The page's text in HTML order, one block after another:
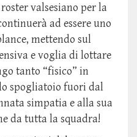
valsesiano per la
ad essere uno
mettendo sul
e voglia di lottare
tanto “fisico” in
spogliatoio fuori dal
simpatia e alla sua
da tutta la squadra!